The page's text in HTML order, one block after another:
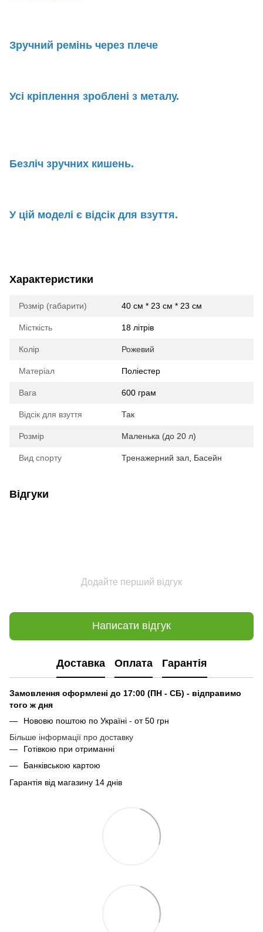
Зручний ремінь через плече
Усі кріплення зроблені з металу.
Безліч зручних кишень.
У цій моделі є відсік для взуття.
Характеристики
Розмір (габарити) 40 см * 23 см * 23 см
Місткість 18 літрів
Колір Рожевий
Матеріал Поліестер
Вага 600 грам
Відсік для взуття Так
Розмір Маленька (до 20 л)
Вид спорту Тренажерний зал Басейн
Відгуки
Додайте перший відгук
Написати відгук
Доставка Оплата Гарантія
Замовлення оформлені до 17:00 (ПН - СБ) - відправимо
того ж дня
Нововю поштою по Україні - от 50 грн
Більше інформації про доставку
Готівкою при отриманні
Банківською картою
Гарантія від магазину 14 днів